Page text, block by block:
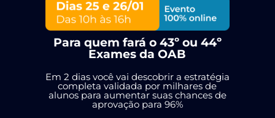
Para quem fará o 43º ou 44º
Exames da OAB
Em 2 dias você vai descobrir a estratégia
completa validada por milhares de
alunos para aumentar suas chances de
aprovação para 96%